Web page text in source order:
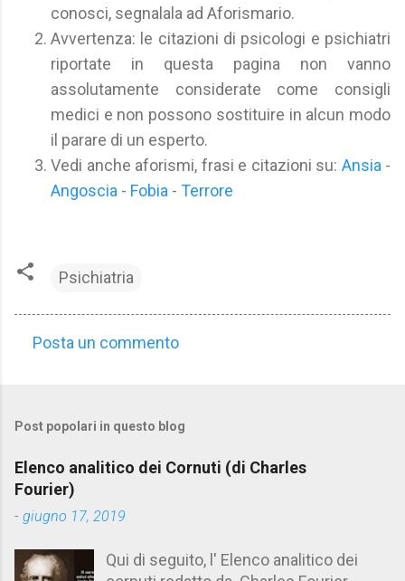
conosci, segnalala ad Aforismario.
Avvertenza: le citazioni di psicologi e psichiatri
riportate in questa pagina non vanno
assolutamente considerate come consigli
medici e non possono sostituire in alcun modo
il parare di un esperto.
Vedi anche aforismi, frasi e citazioni su: Ansia -
Angoscia - Fobia - Terrore
Psichiatria
m
e
n
t
Posta un commento
Post popolari in questo blog
Elenco analitico dei Cornuti (di Charles
Fourier)
- giugno 17, 2019
Qui di seguito, l' Elenco analitico dei